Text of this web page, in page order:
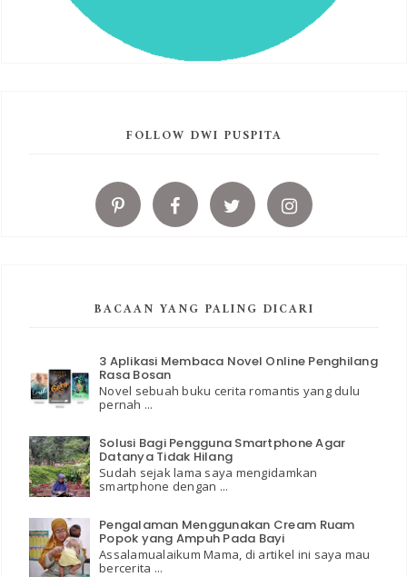
FOLLOW DWI PUSPITA
BACAAN YANG PALING DICARI
3 Aplikasi Membaca Novel Online Penghilang
Rasa Bosan
Novel sebuah buku cerita romantis yang dulu
pernah ...
Solusi Bagi Pengguna Smartphone Agar
Datanya Tidak Hilang
Sudah sejak lama saya mengidamkan
smartphone dengan ...
Pengalaman Menggunakan Cream Ruam
Popok yang Ampuh Pada Bayi
Assalamualaikum Mama, di artikel ini saya mau
bercerita ...